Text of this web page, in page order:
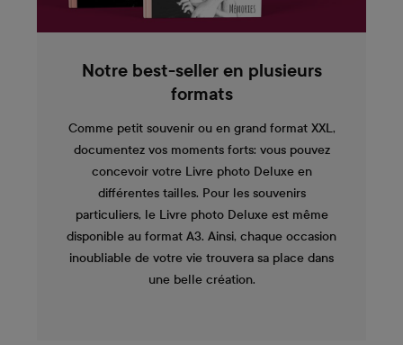
Notre best-seller en plusieurs
formats
Comme petit souvenir ou en grand format XXL,
documentez vos moments forts: vous pouvez
concevoir votre Livre photo Deluxe en
différentes tailles. Pour les souvenirs
particuliers, le Livre photo Deluxe est même
disponible au format A3. Ainsi, chaque occasion
inoubliable de votre vie trouvera sa place dans
une belle création.